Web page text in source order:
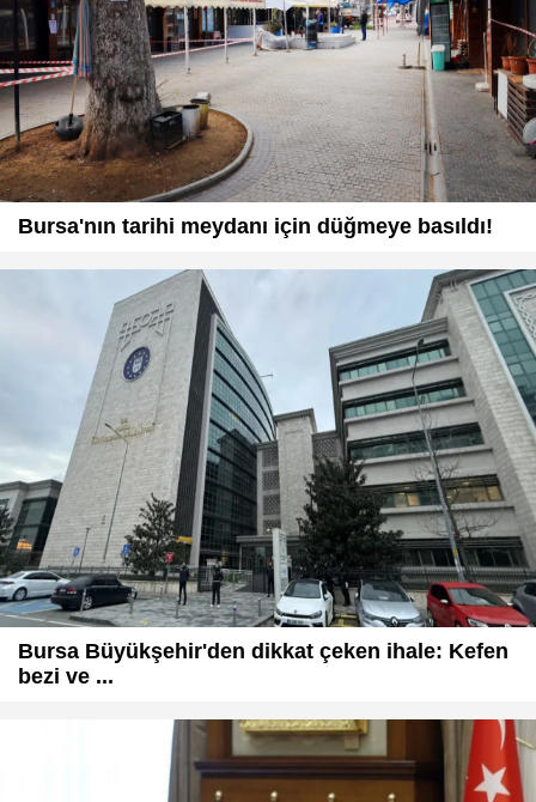
Bursa'nın tarihi meydanı için düğmeye basıldı!
Bursa Büyükşehir'den dikkat çeken ihale: Kefen
bezi ve ...